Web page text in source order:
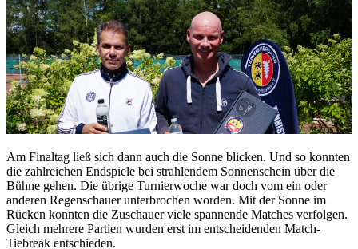
Am Finaltag ließ sich dann auch die Sonne blicken. Und so konnten
die zahlreichen Endspiele bei strahlendem Sonnenschein über die
Bühne gehen. Die übrige Turnierwoche war doch vom ein oder
anderen Regenschauer unterbrochen worden. Mit der Sonne im
Rücken konnten die Zuschauer viele spannende Matches verfolgen.
Gleich mehrere Partien wurden erst im entscheidenden Match-
Tiebreak entschieden.